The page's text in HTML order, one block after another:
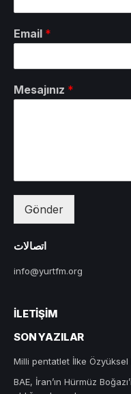
Email *
Mesajınız *
Gönder
اتصالات
info@yurtfm.org
İLETIŞIM
SON YAZILAR
Milli pentatlet İlke
BAE, İran’ın Hürmüz